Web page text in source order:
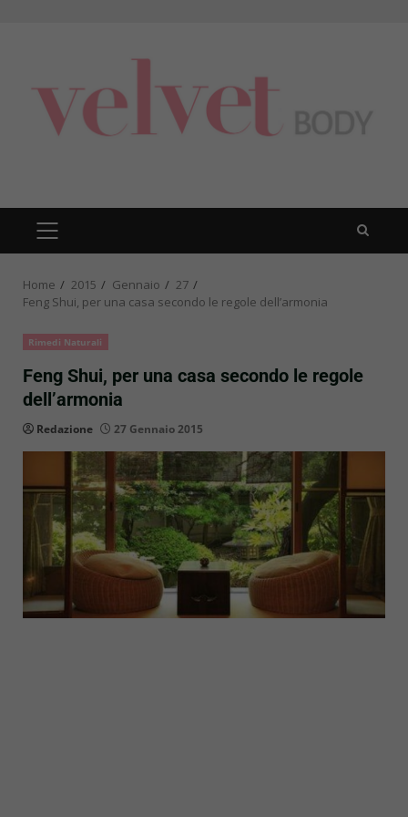
PRIMARY
MENU
Home 2015 Gennaio
27
Feng Shui, per una casa secondo le regole dell’armonia
Rimedi Naturali
Feng Shui, per una casa secondo le regole
dell’armonia
Redazione 27 Gennaio 2015